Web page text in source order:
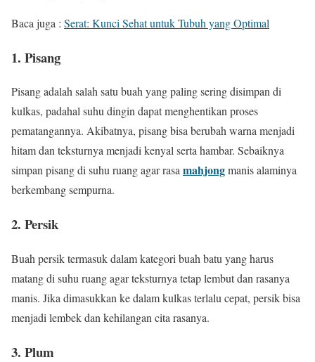
Baca juga : Serat: Kunci Sehat untuk Tubuh yang Optimal
1. Pisang
Pisang adalah salah satu buah yang paling sering disimpan di
kulkas, padahal suhu dingin dapat menghentikan proses
pematangannya. Akibatnya, pisang bisa berubah warna menjadi
hitam dan teksturnya menjadi kenyal serta hambar. Sebaiknya
simpan pisang di suhu ruang agar rasamahjongmanis alaminya
berkembang sempurna.
2. Persik
Buah persik termasuk dalam kategori buah batu yang harus
matang di suhu ruang agar teksturnya tetap lembut dan rasanya
manis. Jika dimasukkan ke dalam kulkas terlalu cepat, persik bisa
menjadi lembek dan kehilangan cita rasanya.
3. Plum